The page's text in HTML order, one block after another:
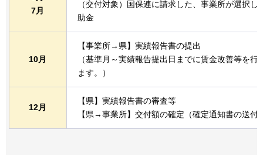
7月
（交付対象）国保連に請求した、事業所が選択
助金
10月
【事業所→県】実績報告書の提出
（基準月～実績報告提出日までに賃金改善等を
ます。）
12月
【県】実績報告書の審査等
【県→事業所】交付額の確定（確定通知書の送付